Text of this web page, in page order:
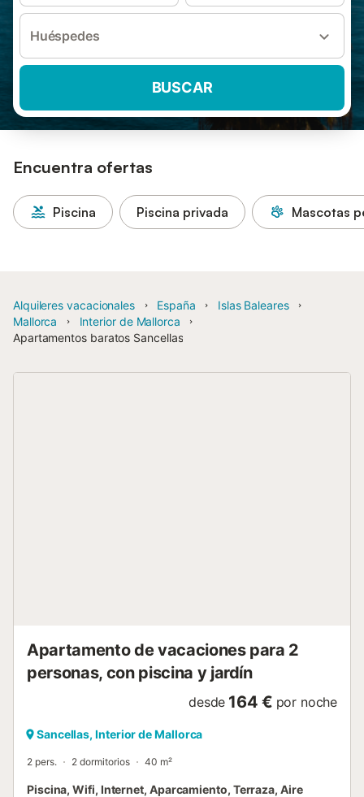
Huéspedes
BUSCAR
Encuentra ofertas
Piscina Piscina privada Mascotas
Alquileres vacacionales España
Islas Baleares
Mallorca
Interior de Mallorca
Apartamentos baratos Sancellas
Apartamento de vacaciones para 2
personas, con piscina y jardín
desde 164 € por noche
Sancellas, Interior de Mallorca
2 pers. 2 dormitorios 40 m²
Piscina, Wifi, Internet, Aparcamiento, Terraza, Aire